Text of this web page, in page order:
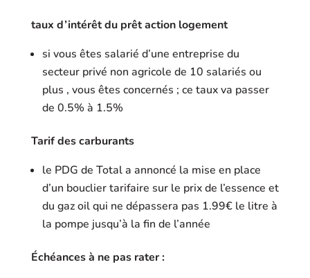
taux d’intérêt du prêt action logement
si vous êtes salarié d’une entreprise du
secteur privé non agricole de 10 salariés ou
plus , vous êtes concernés ; ce taux va passer
de 0.5% à 1.5%
Tarif des carburants
le PDG de Total a annoncé la mise en place
d’un bouclier tarifaire sur le prix de l’essence et
du gaz oil qui ne dépassera pas 1.99€ le litre à
la pompe jusqu’à la fin de l’année
Échéances à ne pas rater :